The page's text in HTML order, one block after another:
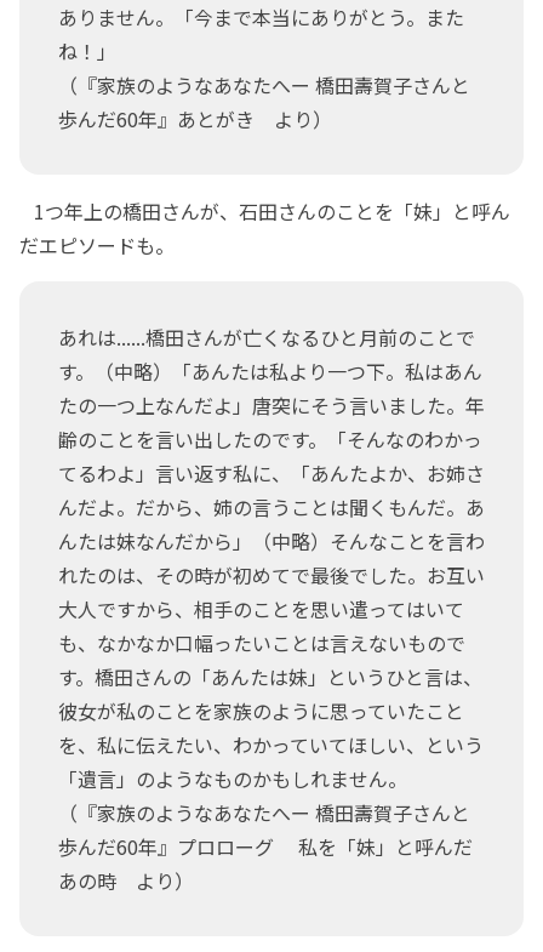
ありません。「今まで本当にありがとう。また
ね！」
（『家族のようなあなたへー 橋田壽賀子さんと
歩んだ60年』あとがき より）
1つ年上の橋田さんが、石田さんのことを「妹」と呼ん
だエピソードも。
あれは......橋田さんが亡くなるひと月前のことで
す。（中略）「あんたは私より一つ下。私はあん
たの一つ上なんだよ」唐突にそう言いました。年
齢のことを言い出したのです。「そんなのわかっ
てるわよ」言い返す私に、「あんたよか、お姉さ
んだよ。だから、姉の言うことは聞くもんだ。あ
んたは妹なんだから」（中略）そんなことを言わ
れたのは、その時が初めてで最後でした。お互い
大人ですから、相手のことを思い遣ってはいて
も、なかなか口幅ったいことは言えないもので
す。橋田さんの「あんたは妹」というひと言は、
彼女が私のことを家族のように思っていたこと
を、私に伝えたい、わかっていてほしい、という
「遺言」のようなものかもしれません。
（『家族のようなあなたへー 橋田壽賀子さんと
歩んだ60年』プロローグ 私を「妹」と呼んだ
あの時 より）